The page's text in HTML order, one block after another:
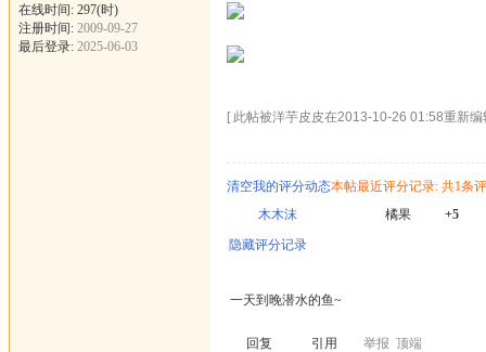
在线时间: 297(时)
注册时间: 2009-09-27
最后登录: 2025-06-03
[ 此帖被洋芋皮皮在2013-10-26 01:58重新编
清空我的评分动态本帖最近评分记录: 共1条
木木沫
橘果
+5
隐藏评分记录
一天到晚潜水的鱼~
回复 引用 举报 顶端